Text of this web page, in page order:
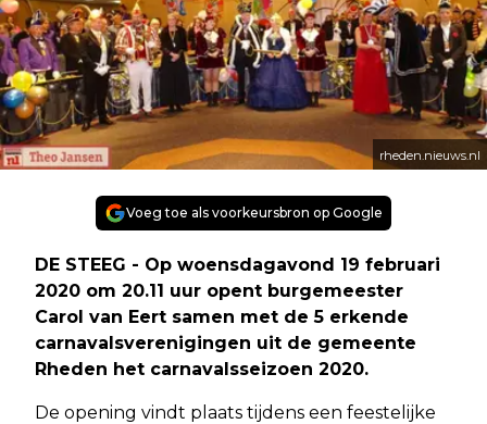
rheden.nieuws.nl
Voeg toe als voorkeursbron op Google
DE STEEG - Op woensdagavond 19 februari
2020 om 20.11 uur opent burgemeester
Carol van Eert samen met de 5 erkende
carnavalsverenigingen uit de gemeente
Rheden het carnavalsseizoen 2020.
De opening vindt plaats tijdens een feestelijke